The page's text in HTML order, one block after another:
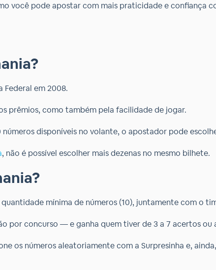
você pode apostar com mais praticidade e confiança
Federal em 2008.
prêmios, como também pela facilidade de jogar.
disponíveis no volante, o apostador pode
, não é possível escolher mais dezenas no mesmo bilhete.
mínima de números (10), juntamente com o
por concurso — e ganha quem tiver de 3 a 7 acertos
os números aleatoriamente com a Surpresinha e,